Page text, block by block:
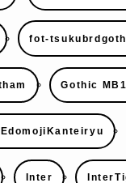
fot-
Gothic
Inter